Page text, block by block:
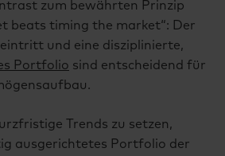
zum bewährten Prinzip
beats timing the market“: Der
und eine disziplinierte,
Portfolio sind entscheidend für
Trends zu setzen,
ausgerichtetes Portfolio der